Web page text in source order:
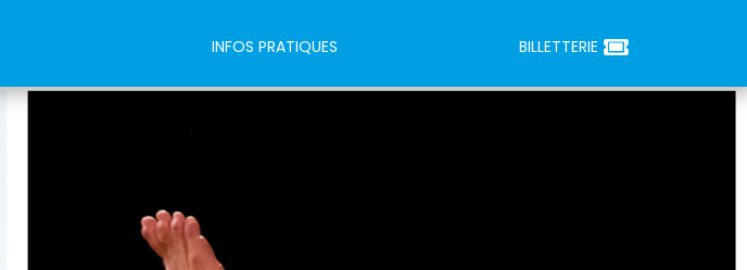
INFOS PRATIQUES BILLETTERIE